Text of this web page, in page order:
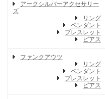
アークシルバーアクセサリー
ズ
リング
ペンダント
ブレスレット
ピアス
ファンクアウツ
リング
ペンダント
ブレスレット
ピアス